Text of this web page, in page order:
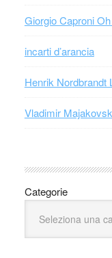
Giorgio Caproni
incarti d’arancia
Henrik Nordbrandt
Vladimir
Categorie